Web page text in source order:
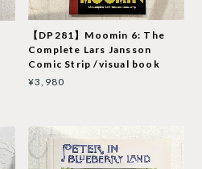
【DP281】Moomin 6: The
Complete Lars Jansson
Comic Strip /visual book
¥3,980